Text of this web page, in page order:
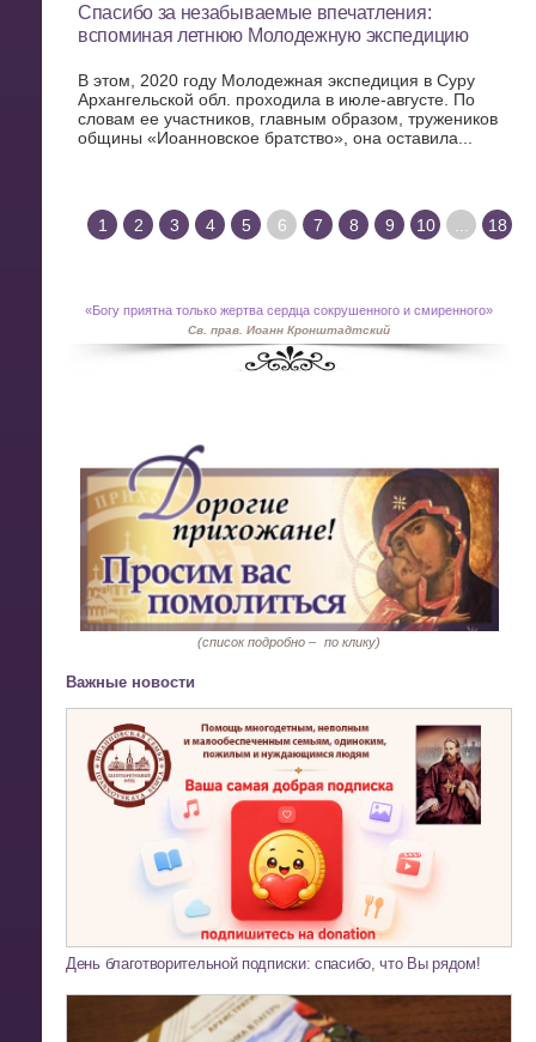
Спасибо за незабываемые впечатления:
вспоминая летнюю Молодежную экспедицию
В этом, 2020 году Молодежная экспедиция в Суру
Архангельской обл. проходила в июле-августе. По
словам ее участников, главным образом, тружеников
общины «Иоанновское братство», она оставила...
1 2 3 4 5 6 7 8 9 10 18
«Богу приятна только жертва сердца сокрушенного и смиренного»
Св. прав. Иоанн Кронштадтский
(список подробно – по клику)
Важные новости
День благотворительной подписки: спасибо, что Вы рядом!